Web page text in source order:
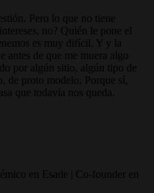
Pero lo que no tiene
no? Quién le pone el
es muy difícil. Y y la
antes de que me muera algo
por algún sitio, algún tipo de
de proto modelo, Porque sí,
que todavía nos queda.
en Esade | Co-founder en